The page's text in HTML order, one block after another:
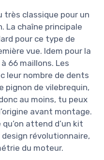
très classique pour un
La chaîne principale
pour ce type de
vue. Idem pour la
66 maillons. Les
leur nombre de dents
pignon de vilebrequin,
au moins, tu peux
avant montage.
qu’on attend d’un kit
design révolutionnaire,
du moteur.